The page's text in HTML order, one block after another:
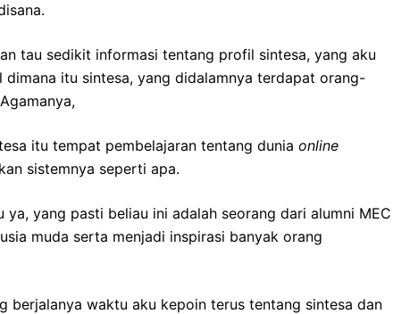
tau sedikit informasi tentang profil sintesa, yang aku
itu sintesa, yang didalamnya terdapat orang-
itu tempat pembelajaran tentang dunia online
sistemnya seperti apa.
ya, yang pasti beliau ini adalah seorang dari alumni MEC
muda serta menjadi inspirasi banyak orang
berjalanya waktu aku kepoin terus tentang sintesa dan